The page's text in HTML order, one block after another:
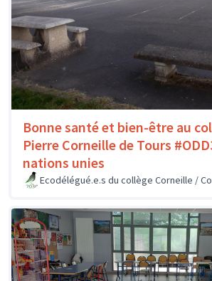
Bonne santé et bien-être au
Pierre Corneille de Tours
nations unies
Ecodélégué.e.s du collège Corneille /